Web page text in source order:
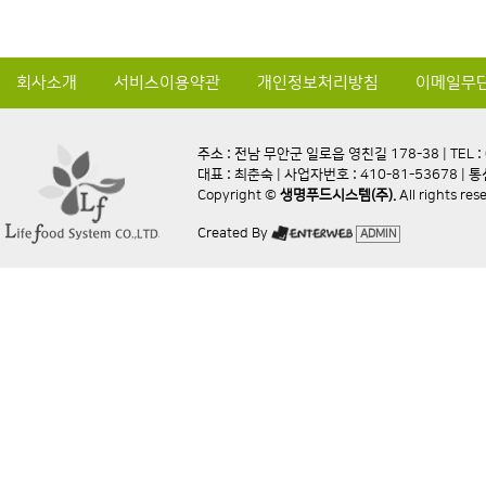
회사소개 서비스이용약관 개인정보처리방침 이메일무
주소 : 전남 무안군 일로읍 영친길 178-38 |
대표 : 최춘숙 | 사업자번호 : 410-81-53678 |
Copyright © 생명푸드시스템(주). All rights
Created By ADMIN